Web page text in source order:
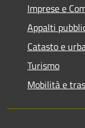
Imprese e
Appalti
Catasto e
Turismo
Mobilità e